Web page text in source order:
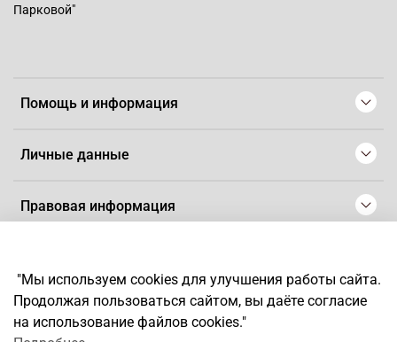
Помощь и информация
Личные данные
Правовая информация
Парковой"
*Любое использование контента без письменного разрешения
запрещено
"Мы используем cookies для улучшения работы сайта.
Продолжая пользоваться сайтом, вы даёте согласие
на использование файлов cookies."